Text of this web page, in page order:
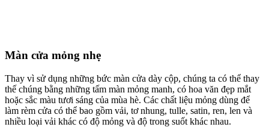
Màn cửa mỏng nhẹ
Thay vì sử dụng những bức màn cửa dày cộp, chúng ta có thể thay
thế chúng bằng những tấm màn mỏng manh, có hoa văn đẹp mắt
hoặc sắc màu tươi sáng của mùa hè. Các chất liệu mỏng dùng để
làm rèm cửa có thể bao gồm vải, tơ nhung, tulle, satin, ren, len và
nhiều loại vải khác có độ mỏng và độ trong suốt khác nhau.